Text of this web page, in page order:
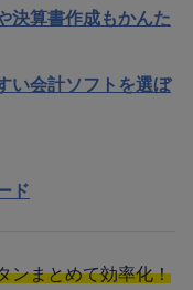
決算書作成もかんた
い会計ソフトを選ぼ
ド
ンまとめて効率化！